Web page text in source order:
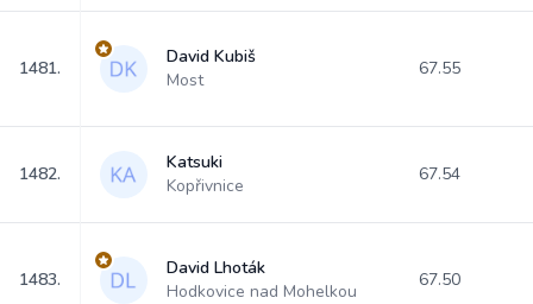
1481.
David Kubiš
Most
67.55
1482.
Katsuki
Kopřivnice
67.54
1483.
David Lhoták
Hodkovice nad Mohelkou
67.50